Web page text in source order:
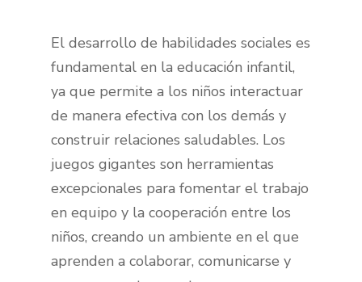
El desarrollo de habilidades sociales es
fundamental en la educación infantil,
ya que permite a los niños interactuar
de manera efectiva con los demás y
construir relaciones saludables. Los
juegos gigantes son herramientas
excepcionales para fomentar el trabajo
en equipo y la cooperación entre los
niños, creando un ambiente en el que
aprenden a colaborar, comunicarse y